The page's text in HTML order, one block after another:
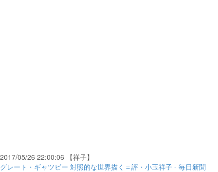
2017/05/26 22:00:06 【祥子】
グレート・ギャツビー 対照的な世界描く＝評・小玉祥子 - 毎日新聞